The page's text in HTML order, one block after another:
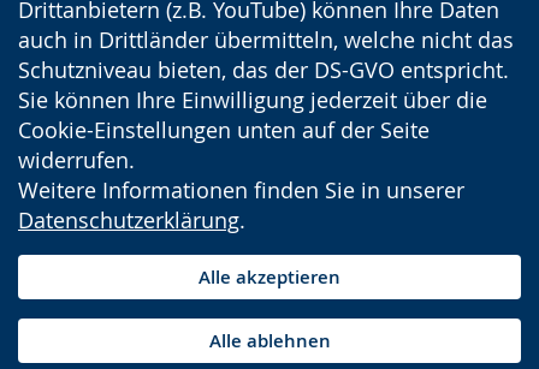
Drittanbietern (z.B. YouTube) können Ihre Daten
auch in Drittländer übermitteln, welche nicht das
Schutzniveau bieten, das der DS-GVO entspricht.
Sie können Ihre Einwilligung jederzeit über die
Cookie-Einstellungen unten auf der Seite
widerrufen.
Weitere Informationen finden Sie in unserer
Datenschutzerklärung.
Alle akzeptieren
Alle ablehnen